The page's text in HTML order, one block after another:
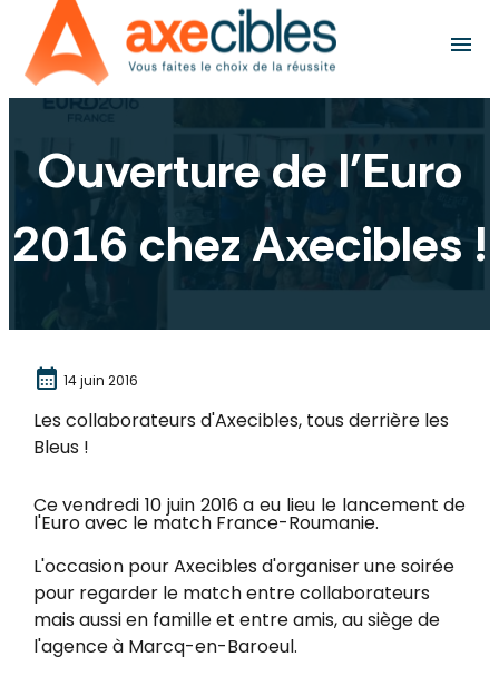
menu
Ouverture de l'Euro
2016 chez Axecibles !
calendar_month 14 juin 2016
Les collaborateurs d'Axecibles, tous derrière les
Bleus !
Ce vendredi 10 juin 2016 a eu lieu le lancement de
l'Euro avec le match France-Roumanie.
L'occasion pour Axecibles d'organiser une soirée
pour regarder le match entre collaborateurs
mais aussi en famille et entre amis, au siège de
l'agence à Marcq-en-Baroeul.
Panneau de gestion des cookies